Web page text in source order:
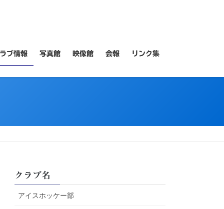
ブ情報 写真館 映像館 会報 リンク集
クラブ名
アイスホッケー部